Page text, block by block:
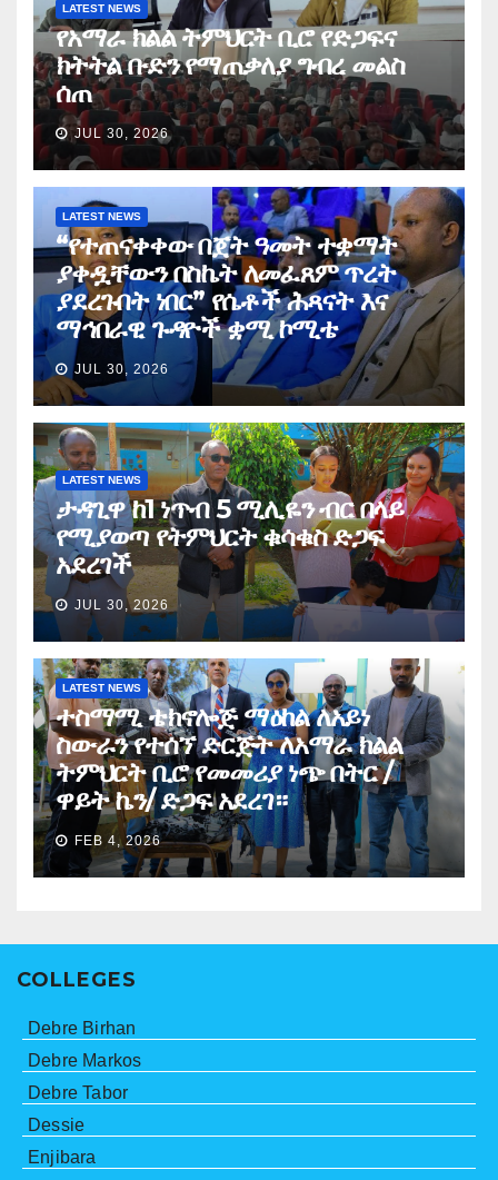
LATEST NEWS
የአማራ ክልል ትምህርት ቢሮ የድጋፍና
ክትትል ቡድን የማጠቃለያ ግብረ መልስ
ሰጠ
JUL 30, 2026
LATEST NEWS
“የተጠናቀቀው በጀት ዓመት ተቋማት
ያቀዷቸውን በስኬት ለመፈጸም ጥረት
ያደረጉበት ነበር” የሴቶች ሕጻናት እና
ማኅበራዊ ጉዳዮች ቋሚ ኮሚቴ
JUL 30, 2026
LATEST NEWS
ታዳጊዋ ከ1 ነጥብ 5 ሚሊዬን ብር በላይ
የሚያወጣ የትምህርት ቁሳቁስ ድጋፍ
አደረገች
JUL 30, 2026
LATEST NEWS
ተስማሚ ቴክኖሎጅ ማዕከል ለአይነ
ስውራን የተሰኘ ድርጅት ለአማራ ክልል
ትምህርት ቢሮ የመመሪያ ነጭ በትር /
ዋይት ኬን/ ድጋፍ አደረገ።
FEB 4, 2026
COLLEGES
Debre Birhan
Debre Markos
Debre Tabor
Dessie
Enjibara